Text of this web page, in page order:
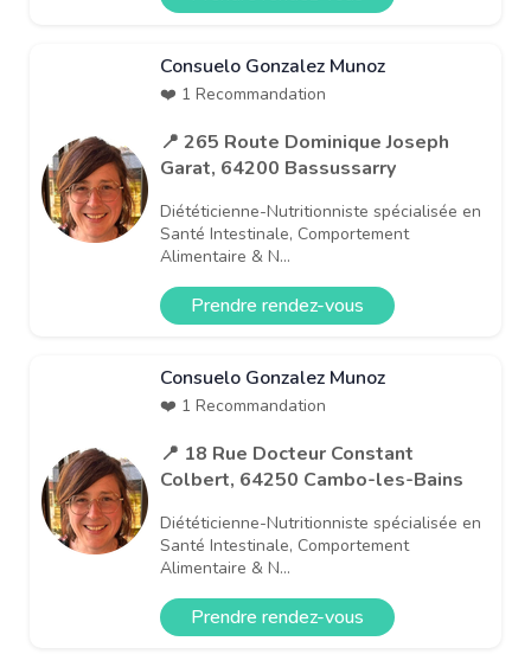
Consuelo Gonzalez Munoz
❤️ 1 Recommandation
📍 265 Route Dominique Joseph
Garat, 64200 Bassussarry
Diététicienne-Nutritionniste spécialisée en
Santé Intestinale, Comportement
Alimentaire & N...
Prendre rendez-vous
Consuelo Gonzalez Munoz
❤️ 1 Recommandation
📍 18 Rue Docteur Constant
Colbert, 64250 Cambo-les-Bains
Diététicienne-Nutritionniste spécialisée en
Santé Intestinale, Comportement
Alimentaire & N...
Prendre rendez-vous